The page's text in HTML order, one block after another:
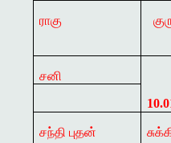
ராகு
சனி
சந்தி புதன்